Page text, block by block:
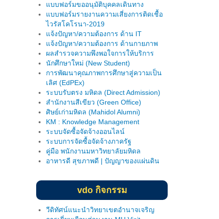
แบบฟอร์มรายงานความเสี่ยงการติดเชื้อ
ไวรัสโคโรนา-2019
แจ้งปัญหา/ความต้องการ ด้าน IT
แจ้งปัญหา/ความต้องการ ด้านกายภาพ
ผลสำรวจความพึงพอใจการให้บริการ
นักศึกษาใหม่ (New Student)
การพัฒนาคุณภาพการศึกษาสู่ความเป็น
เลิศ (EdPEx)
ระบบรับตรง มหิดล (Direct Admission)
สำนักงานสีเขียว (Green Office)
ศิษย์เก่ามหิดล (Mahidol Alumni)
KM : Knowledge Management
ระบบจัดซื้อจัดจ้างออนไลน์
ระบบการจัดซื้อจัดจ้างภาครัฐ
คู่มือ พนักงานมหาวิทยาลัยมหิดล
อาหารดี สุขภาพดี | ปัญญาของแผ่นดิน
vdo กิจกรรม
วีดิทัศน์แนะนำวิทยาเขตอำนาจเจริญ
การเยี่ยมเยือนส่วนงาน MU Visit